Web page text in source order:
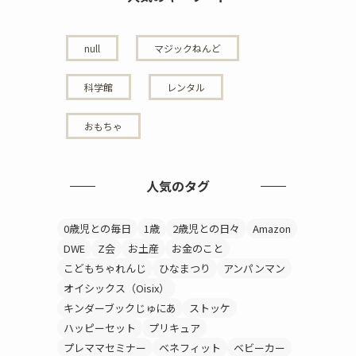
null マジックねんど
科学館 レンタル
おもちゃ
人気のタグ
0歳児との毎日 1歳 2歳児との日々
Amazon
DWE
Z会 お土産
お金のこと
こどもちゃれんじ
ひなまつり
アンパンマン
オイシックス（Oisix）
キンダーブックじゅにあ
ストッケ
ハッピーセット
プリキュア
プレママセミナー
ベネフィット ベビーカー